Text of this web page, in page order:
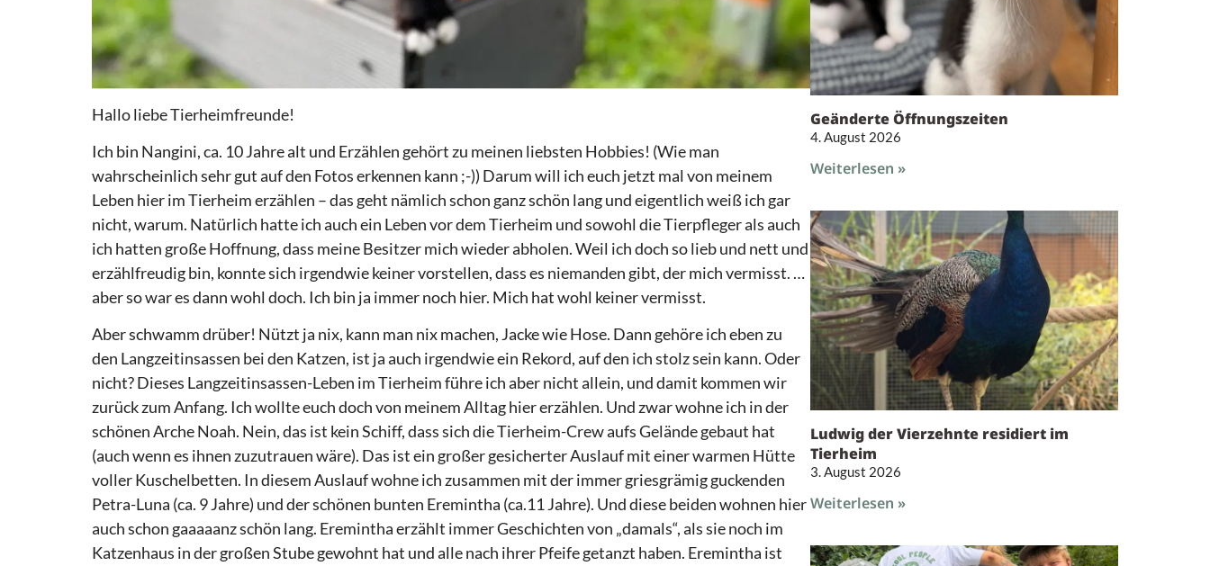
Hallo liebe Tierheimfreunde!
Ich bin Nangini, ca. 10 Jahre alt und Erzählen gehört zu meinen liebsten Hobbies! (Wie man
wahrscheinlich sehr gut auf den Fotos erkennen kann ;-)) Darum will ich euch jetzt mal von meinem
Leben hier im Tierheim erzählen – das geht nämlich schon ganz schön lang und eigentlich weiß ich gar
nicht, warum. Natürlich hatte ich auch ein Leben vor dem Tierheim und sowohl die Tierpfleger als auch
ich hatten große Hoffnung, dass meine Besitzer mich wieder abholen. Weil ich doch so lieb und nett und
erzählfreudig bin, konnte sich irgendwie keiner vorstellen, dass es niemanden gibt, der mich vermisst. …
aber so war es dann wohl doch. Ich bin ja immer noch hier. Mich hat wohl keiner vermisst.
Aber schwamm drüber! Nützt ja nix, kann man nix machen, Jacke wie Hose. Dann gehöre ich eben zu
den Langzeitinsassen bei den Katzen, ist ja auch irgendwie ein Rekord, auf den ich stolz sein kann. Oder
nicht? Dieses Langzeitinsassen-Leben im Tierheim führe ich aber nicht allein, und damit kommen wir
zurück zum Anfang. Ich wollte euch doch von meinem Alltag hier erzählen. Und zwar wohne ich in der
schönen Arche Noah. Nein, das ist kein Schiff, dass sich die Tierheim-Crew aufs Gelände gebaut hat
(auch wenn es ihnen zuzutrauen wäre). Das ist ein großer gesicherter Auslauf mit einer warmen Hütte
voller Kuschelbetten. In diesem Auslauf wohne ich zusammen mit der immer griesgrämig guckenden
Petra-Luna (ca. 9 Jahre) und der schönen bunten Eremintha (ca.11 Jahre). Und diese beiden wohnen hier
auch schon gaaaaanz schön lang. Eremintha erzählt immer Geschichten von „damals“, als sie noch im
Katzenhaus in der großen Stube gewohnt hat und alle nach ihrer Pfeife getanzt haben. Eremintha ist
Geänderte Öffnungszeiten
4. August 2026
Weiterlesen »
Ludwig der Vierzehnte residiert im
Tierheim
3. August 2026
Weiterlesen »